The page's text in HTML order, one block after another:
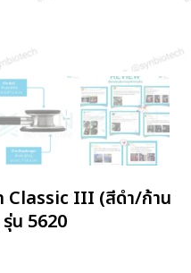
III (สีดำ/ก้าน
น 5620